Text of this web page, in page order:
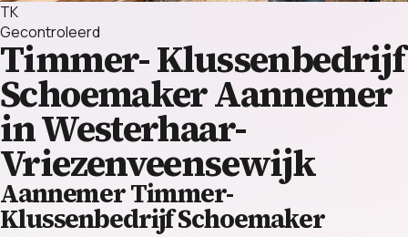
TK
Gecontroleerd
Timmer- Klussenbedrijf
SchoemakerAannemer
in Westerhaar-
Vriezenveensewijk
Aannemer Timmer-
Klussenbedrijf Schoemaker